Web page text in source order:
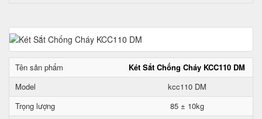
Tên sản phẩm
Két Sắt Chống Cháy KCC110 DM
Model
kcc110 DM
Trọng lượng
85 ± 10kg